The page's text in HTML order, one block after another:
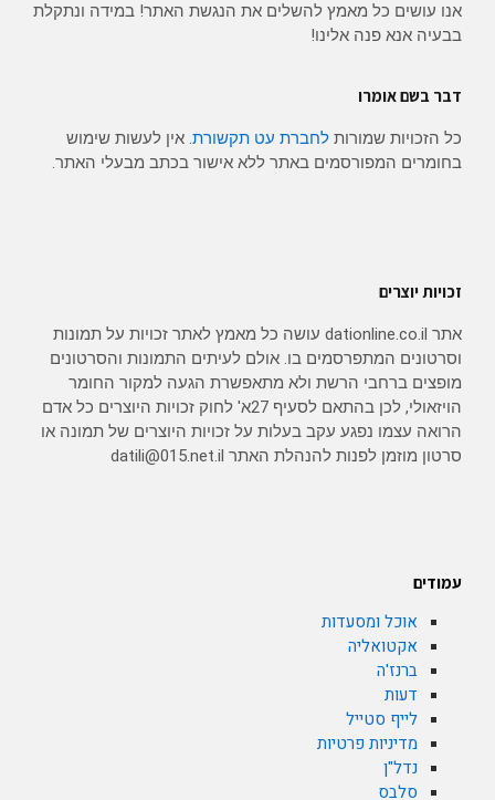
אנו עושים כל מאמץ להשלים את הנגשת האתר! במידה ונתקלת
בבעיה אנא פנה אלינו!
דבר בשם אומרו
כל הזכויות שמורות לחברת עט תקשורת. אין לעשות שימוש
בחומרים המפורסמים באתר ללא אישור בכתב מבעלי האתר.
זכויות יוצרים
אתר dationline.co.il עושה כל מאמץ לאתר זכויות על תמונות
וסרטונים המתפרסמים בו. אולם לעיתים התמונות והסרטונים
מופצים ברחבי הרשת ולא מתאפשרת הגעה למקור החומר
הויזאולי, לכן בהתאם לסעיף 27א' לחוק זכויות היוצרים כל אדם
הרואה עצמו נפגע עקב בעלות על זכויות היוצרים של תמונה או
סרטון מוזמן לפנות להנהלת האתר datili@015.net.il
עמודים
אוכל ומסעדות
אקטואליה
ברנז'ה
דעות
לייף סטייל
מדיניות פרטיות
נדל"ן
סלבס